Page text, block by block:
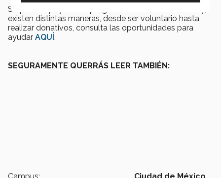
Si quieres apoyar este programa del Tec de Monterrey,
existen distintas maneras, desde ser voluntario hasta
realizar donativos, consulta las oportunidades para
ayudar AQUÍ.
SEGURAMENTE QUERRÁS LEER TAMBIÉN:
Campus: Ciudad de México